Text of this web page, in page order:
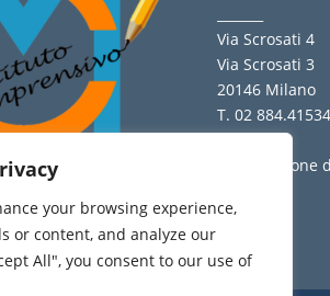
your browsing experience,
or content, and analyze our
All", you consent to our use of
views
Via Scrosati 4
Via Scrosati 3
20146 Milano
T. 02 884.41534
_______
Dichiarazione